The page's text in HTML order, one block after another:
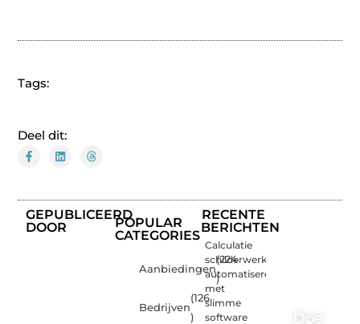
Tags:
Deel dit:
GEPUBLICEERD
DOOR
POPULAR
CATEGORIES
Aanbiedingen
(224
)
Bedrijven
(126
)
RECENTE
BERICHTEN
Calculatie
schilderwerk
automatiseren
met
slimme
software